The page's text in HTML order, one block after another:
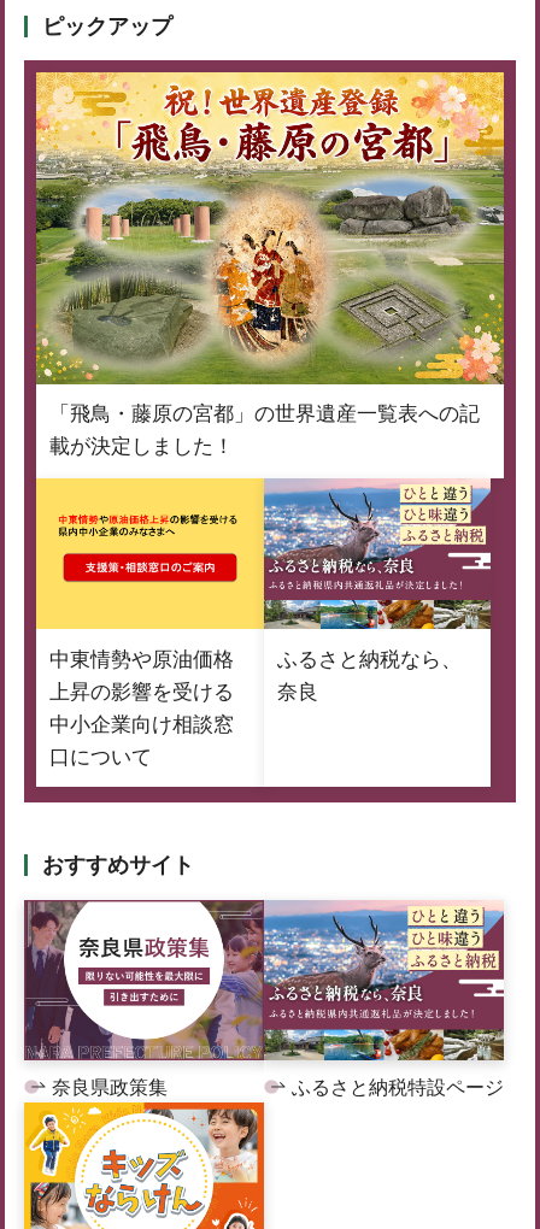
ピックアップ
「飛鳥・藤原の宮都」の世界遺産一覧表への記
載が決定しました！
中東情勢や原油価格
上昇の影響を受ける
中小企業向け相談窓
口について
ふるさと納税なら、
奈良
おすすめサイト
奈良県政策集 ふるさと納税特設ページ